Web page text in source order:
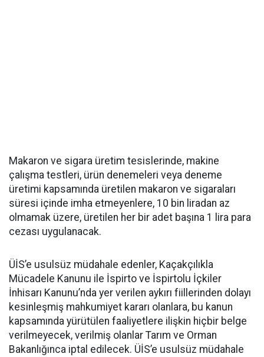
Makaron ve sigara üretim tesislerinde, makine
çalışma testleri, ürün denemeleri veya deneme
üretimi kapsamında üretilen makaron ve sigaraları
süresi içinde imha etmeyenlere, 10 bin liradan az
olmamak üzere, üretilen her bir adet başına 1 lira para
cezası uygulanacak.
ÜİS’e usulsüz müdahale edenler, Kaçakçılıkla
Mücadele Kanunu ile İspirto ve İspirtolu İçkiler
İnhisarı Kanunu’nda yer verilen aykırı fiillerinden dolayı
kesinleşmiş mahkumiyet kararı olanlara, bu kanun
kapsamında yürütülen faaliyetlere ilişkin hiçbir belge
verilmeyecek, verilmiş olanlar Tarım ve Orman
Bakanlığınca iptal edilecek. ÜİS’e usulsüz müdahale